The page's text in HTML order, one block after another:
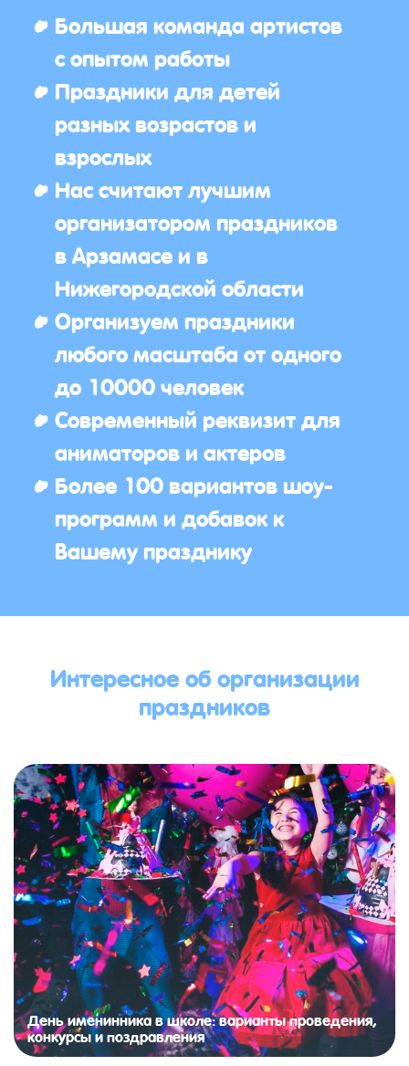
Большая команда артистов
с опытом работы
Праздники для детей
разных возрастов и
взрослых
Нас считают лучшим
организатором праздников
в Арзамасе и в
Нижегородской области
Организуем праздники
любого масштаба от одного
до 10000 человек
Современный реквизит для
аниматоров и актеров
Более 100 вариантов шоу-
программ и добавок к
Вашему празднику
Интересное об организации
праздников
День именинника в школе: варианты проведения,
конкурсы и поздравления